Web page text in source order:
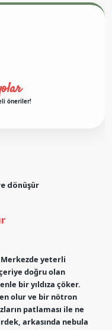
öneriler!
dönüşür
Merkezde yeterli
doğru olan
bir yıldıza çöker.
olur ve bir nötron
patlaması ile ne
arkasında nebula